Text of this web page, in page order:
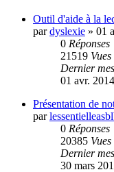
Outil d'aide à la
pardyslexie » 01
0 Réponses
21519 Vues
Dernier
01 avr.
Présentation de
par
0 Réponses
20385 Vues
Dernier
30 mars